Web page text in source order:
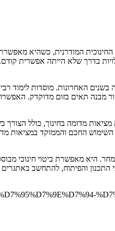
המודרנית, כשהיא
בדרך שלא הייתה אפשרית קודם.
האחרונות. מוסדות לימוד
מבנה תאים בזום מדוקדק.
מדומה בחינוך, כולל
החכם והממוקד במציאות
היא מאפשרת ביטוי חינוכי
והפיתוח, להתחשב באתגרים